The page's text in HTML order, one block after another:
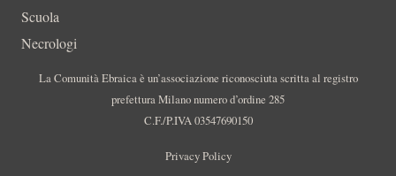
Scuola
Necrologi
La Comunità Ebraica è un’associazione riconosciuta scritta al registro
prefettura Milano numero d’ordine 285
C.F./P.IVA 03547690150
Privacy Policy